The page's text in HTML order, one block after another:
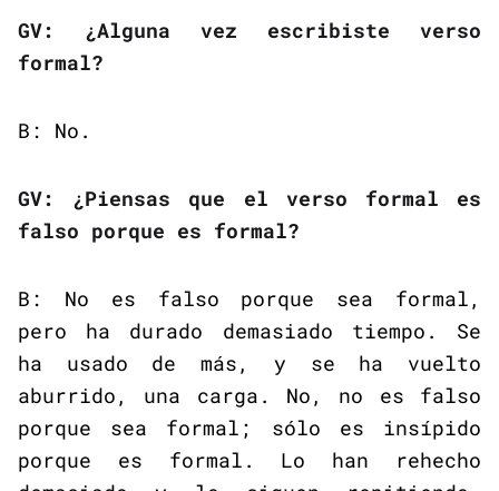
GV: ¿Alguna vez escribiste verso
formal?
B: No.
GV: ¿Piensas que el verso formal es
falso porque es formal?
B: No es falso porque sea formal,
pero ha durado demasiado tiempo. Se
ha usado de más, y se ha vuelto
aburrido, una carga. No, no es falso
porque sea formal; sólo es insípido
porque es formal. Lo han rehecho